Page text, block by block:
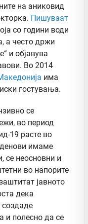
на аниковид
Пишуваат
со години води
а често држи
и објавува
Во 2014
има
гостувања.
се
во период
19 расте во
имаме
се неосновни и
во напорите
јавното
дека
создаде
и полесно да се